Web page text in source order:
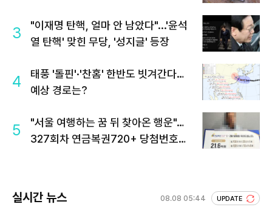
3
"이재명 탄핵, 얼마 안 남았다"...'윤석
열 탄핵' 맞힌 무당, '성지글' 등장
4
태풍 '돌핀'·'찬홈' 한반도 빗겨간다…
예상 경로는?
5
"서울 여행하는 꿈 뒤 찾아온 행운"…
327회차 연금복권720+ 당첨번호조
실시간 뉴스 08.08 05:44 UPDATE